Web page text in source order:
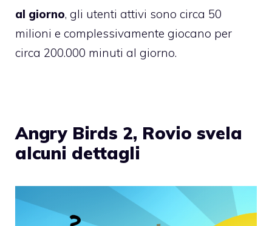
al giorno, gli utenti attivi sono circa 50
milioni e complessivamente giocano per
circa 200.000 minuti al giorno.
Angry Birds 2, Rovio svela
alcuni dettagli